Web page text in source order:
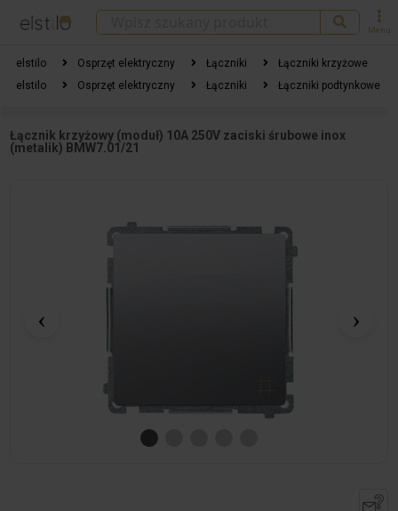
Menu
elstilo Osprzęt elektryczny Łączniki
Łączniki krzyżowe
elstilo
Osprzęt elektryczny Łączniki Łączniki podtynkowe
Łącznik krzyżowy (moduł) 10A 250V zaciski śrubowe inox
(metalik) BMW7.01/21